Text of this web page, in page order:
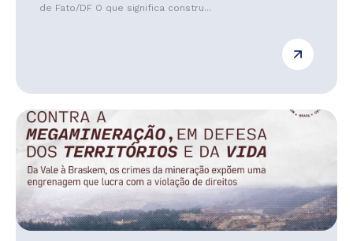
de Fato/DF O que significa constru...